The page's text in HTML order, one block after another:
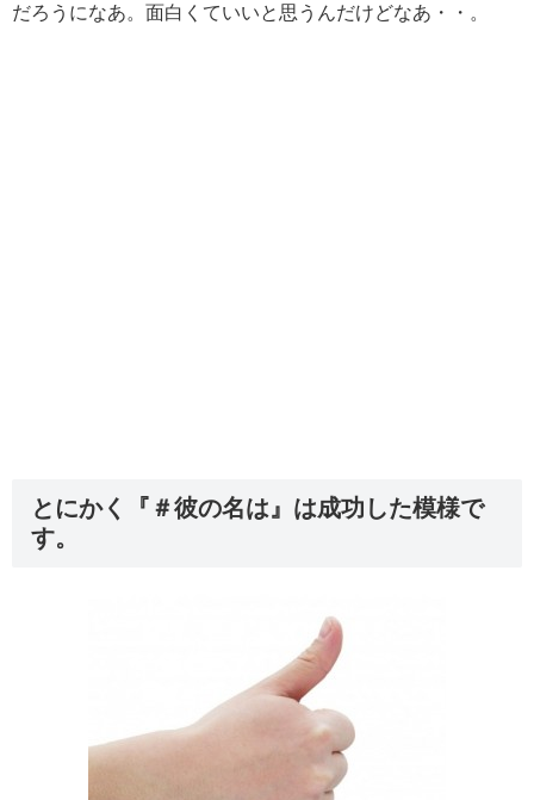
だろうになあ。面白くていいと思うんだけどなあ・・。
とにかく『＃彼の名は』は成功した模様で
す。